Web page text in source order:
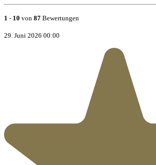
1 - 10 von 87 Bewertungen
29. Juni 2026 00:00